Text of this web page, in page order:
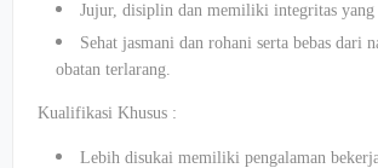
Jujur, disiplin dan memiliki integritas
Sehat jasmani dan rohani serta bebas dari
obatan terlarang.
Kualifikasi Khusus :
Lebih disukai memiliki pengalaman